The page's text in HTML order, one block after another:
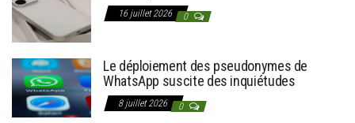
16 juillet 2026 0
Le déploiement des pseudonymes de
WhatsApp suscite des inquiétudes
8 juillet 2026 0